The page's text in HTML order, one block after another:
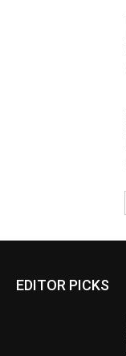
EDITOR PICKS